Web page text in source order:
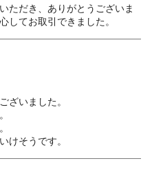
ただき、ありがとうございま
してお取引できました。
ざいました。
けそうです。